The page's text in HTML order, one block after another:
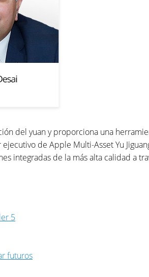
del yuan y proporciona una
de Apple Multi-Asset Yu
integradas de la más alta calidad a
5
futuros